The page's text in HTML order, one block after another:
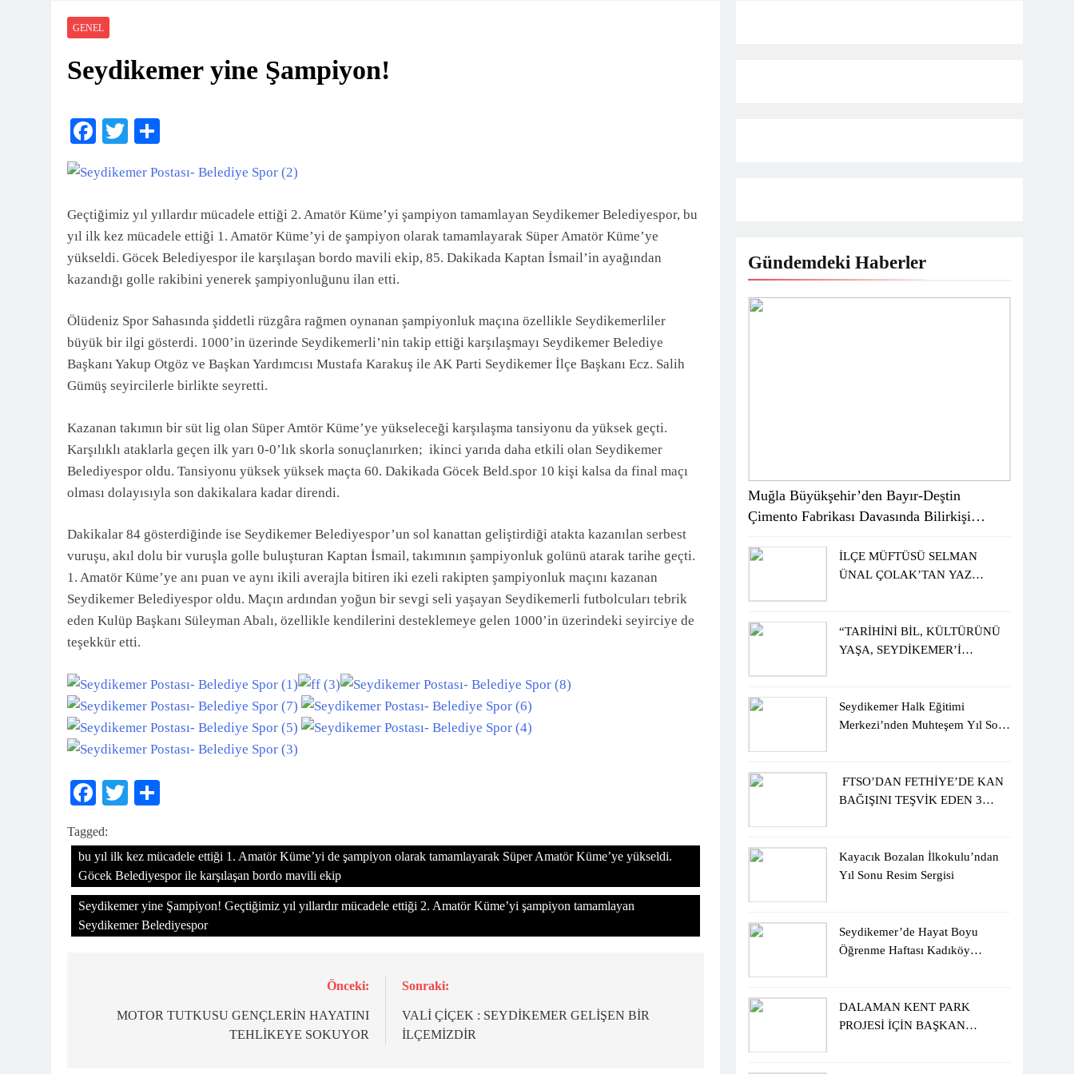
2 Ay Önce
Kayacık Bozalan İlkokulu’ndan Yıl Sonu Resim Sergisi
2 Ay Önce
3 Ay Önce
Muğla’da Uyuşturucuya Geçit Yok: 9 Tutuklama
3 Ay Önce
GENEL
Seydikemer yine Şampiyon!
Facebook
Twitter
Geçtiğimiz yıl yıllardır mücadele ettiği 2. Amatör Küme’yi şampiyon tamamlayan Seydikemer Belediyespor, bu
yıl ilk kez mücadele ettiği 1. Amatör Küme’yi de şampiyon olarak tamamlayarak Süper Amatör Küme’ye
yükseldi. Göcek Belediyespor ile karşılaşan bordo mavili ekip, 85. Dakikada Kaptan İsmail’in ayağından
kazandığı golle rakibini yenerek şampiyonluğunu ilan etti.
Ölüdeniz Spor Sahasında şiddetli rüzgâra rağmen oynanan şampiyonluk maçına özellikle Seydikemerliler
büyük bir ilgi gösterdi. 1000’in üzerinde Seydikemerli’nin takip ettiği karşılaşmayı Seydikemer Belediye
Başkanı Yakup Otgöz ve Başkan Yardımcısı Mustafa Karakuş ile AK Parti Seydikemer İlçe Başkanı Ecz. Salih
Gümüş seyircilerle birlikte seyretti.
Kazanan takımın bir süt lig olan Süper Amtör Küme’ye yükseleceği karşılaşma tansiyonu da yüksek geçti.
Karşılıklı ataklarla geçen ilk yarı 0-0’lık skorla sonuçlanırken; ikinci yarıda daha etkili olan Seydikemer
Belediyespor oldu. Tansiyonu yüksek yüksek maçta 60. Dakikada Göcek Beld.spor 10 kişi kalsa da final maçı
olması dolayısıyla son dakikalara kadar direndi.
Dakikalar 84 gösterdiğinde ise Seydikemer Belediyespor’un sol kanattan geliştirdiği atakta kazanılan serbest
vuruşu, akıl dolu bir vuruşla golle buluşturan Kaptan İsmail, takımının şampiyonluk golünü atarak tarihe geçti.
1. Amatör Küme’ye anı puan ve aynı ikili averajla bitiren iki ezeli rakipten şampiyonluk maçını kazanan
Seydikemer Belediyespor oldu. Maçın ardından yoğun bir sevgi seli yaşayan Seydikemerli futbolcuları tebrik
eden Kulüp Başkanı Süleyman Abalı, özellikle kendilerini desteklemeye gelen 1000’in üzerindeki seyirciye de
teşekkür etti.
Facebook
Twitter
Tagged:
bu yıl ilk kez mücadele ettiği 1. Amatör Küme’yi de şampiyon olarak tamamlayarak Süper Amatör Küme’ye yükseldi.
Göcek Belediyespor ile karşılaşan bordo mavili ekip
Seydikemer yine Şampiyon! Geçtiğimiz yıl yıllardır mücadele ettiği 2. Amatör Küme’yi şampiyon tamamlayan
Seydikemer Belediyespor
gezinmesi
Önceki:
MOTOR TUTKUSU GENÇLERİN HAYATINI
TEHLİKEYE SOKUYOR
Sonraki:
VALİ ÇİÇEK : SEYDİKEMER GELİŞEN BİR
İLÇEMİZDİR
Gündemdeki Haberler
Muğla Büyükşehir’den Bayır-Deştin
Çimento Fabrikası Davasında Bilirkişi
İLÇE MÜFTÜSÜ SELMAN
ÜNAL ÇOLAK’TAN YAZ
“TARİHİNİ BİL, KÜLTÜRÜNÜ
YAŞA, SEYDİKEMER’İ
Seydikemer Halk Eğitimi
Merkezi’nden Muhteşem Yıl Sonu
FTSO’DAN FETHİYE’DE KAN
BAĞIŞINI TEŞVİK EDEN 3
Kayacık Bozalan İlkokulu’ndan
Yıl Sonu Resim Sergisi
Seydikemer’de Hayat Boyu
Öğrenme Haftası Kadıköy
DALAMAN KENT PARK
PROJESİ İÇİN BAŞKAN